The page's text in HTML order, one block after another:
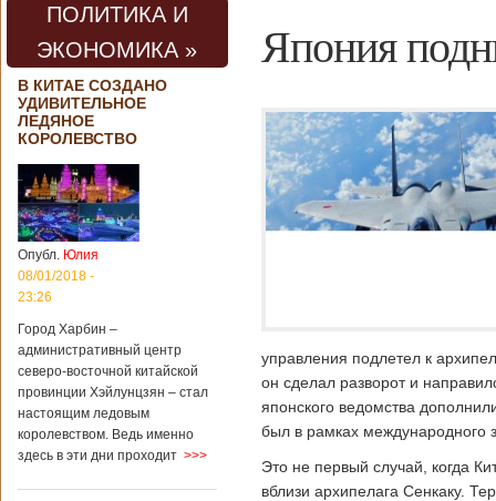
ПОЛИТИКА И
ЭКОНОМИКА »
В КИТАЕ СОЗДАНО
УДИВИТЕЛЬНОЕ
ЛЕДЯНОЕ
КОРОЛЕВСТВО
Опубл. Юлия
08/01/2018 -
23:26
Город Харбин –
административный центр
северо-восточной китайской
провинции Хэйлунцзян – стал
настоящим ледовым
королевством. Ведь именно
здесь в эти дни проходит >>>
Япония
управления подлетел к
он сделал разворот и
японского ведомства
был в рамках международного
Это не первый случай, когда
вблизи архипелага Сенкаку.